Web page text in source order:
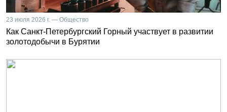
23 июля 2026 г. — Общество
Как Санкт-Петербургский Горный участвует в развитии
золотодобычи в Бурятии